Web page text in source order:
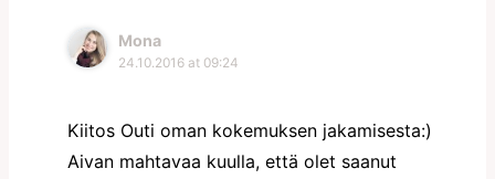
Mona
24.10.2016 at 09:24
Kiitos Outi oman kokemuksen jakamisesta:)
Aivan mahtavaa kuulla, että olet saanut